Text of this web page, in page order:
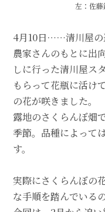
左：佐
4月10日……清川屋の
農家さんのもとに出
しに行った清川屋ス
もらって花瓶に活け
の花が咲きました。
露地のさくらんぼ畑
季節。品種によって
す。
実際にさくらんぼの
な手順を踏んでいる